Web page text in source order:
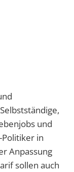
und
Politiker in
Anpassung
sollen auch